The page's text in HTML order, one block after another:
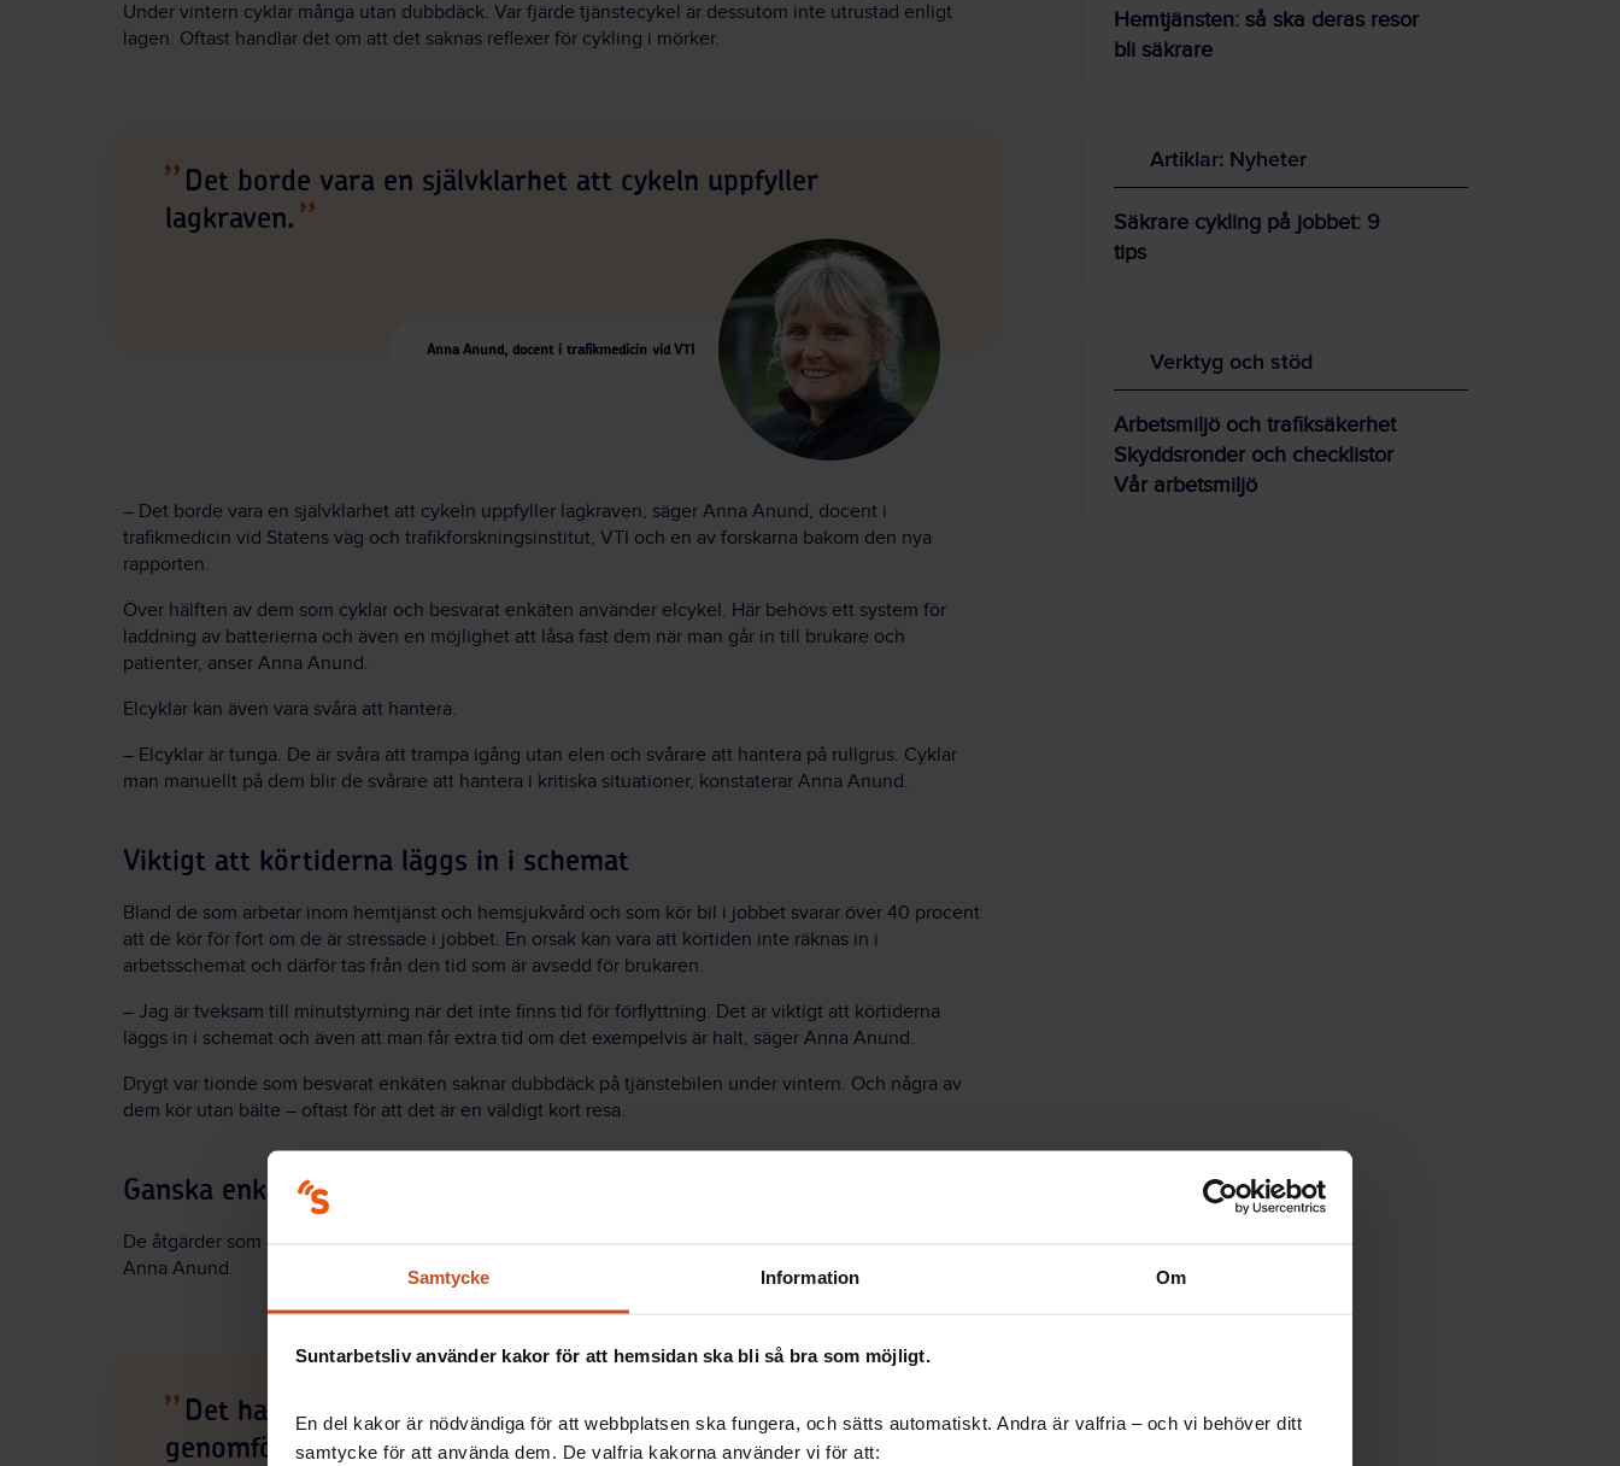
Samtycke Information Om
Suntarbetsliv använder kakor för att hemsidan ska bli så bra som möjligt.
En del kakor är nödvändiga för att webbplatsen ska fungera, och sätts automatiskt. Andra är valfria – och vi behöver ditt
samtycke för att använda dem. De valfria kakorna använder vi för att:
Under vintern cyklar många utan dubbdäck. Var fjärde tjänstecykel är dessutom inte utrustad enligt
lagen. Oftast handlar det om att det saknas reflexer för cykling i mörker.
Det borde vara en självklarhet att cykeln uppfyller
lagkraven.
Anna Anund, docent i trafikmedicin vid VTI
– Det borde vara en självklarhet att cykeln uppfyller lagkraven, säger Anna Anund, docent i
trafikmedicin vid Statens väg och trafikforskningsinstitut, VTI och en av forskarna bakom den nya
rapporten.
Över hälften av dem som cyklar och besvarat enkäten använder elcykel. Här behövs ett system för
laddning av batterierna och även en möjlighet att låsa fast dem när man går in till brukare och
patienter, anser Anna Anund.
Elcyklar kan även vara svåra att hantera.
– Elcyklar är tunga. De är svåra att trampa igång utan elen och svårare att hantera på rullgrus. Cyklar
man manuellt på dem blir de svårare att hantera i kritiska situationer, konstaterar Anna Anund.
Viktigt att körtiderna läggs in i schemat
Bland de som arbetar inom hemtjänst och hemsjukvård och som kör bil i jobbet svarar över 40 procent
att de kör för fort om de är stressade i jobbet. En orsak kan vara att körtiden inte räknas in i
arbetsschemat och därför tas från den tid som är avsedd för brukaren.
– Jag är tveksam till minutstyrning när det inte finns tid för förflyttning. Det är viktigt att körtiderna
läggs in i schemat och även att man får extra tid om det exempelvis är halt, säger Anna Anund.
Drygt var tionde som besvarat enkäten saknar dubbdäck på tjänstebilen under vintern. Och några av
dem kör utan bälte – oftast för att det är en väldigt kort resa.
Ganska enkla åtgärder som behövs
De åtgärder som kan minska trafikolyckorna i hemtjänst och hemsjukvård är ofta ganska enkla, säger
Anna Anund.
Det handlar sällan om åtgärder som är svåra att
genomföra.
Hemtjänsten: så ska deras resor
bli säkrare
Artiklar: Nyheter
Säkrare cykling på jobbet: 9
tips
Verktyg och stöd
Arbetsmiljö och trafiksäkerhet
Skyddsronder och checklistor
Vår arbetsmiljö